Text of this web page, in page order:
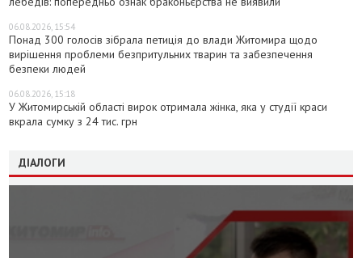
06.08.2026, 15:54
Понад 300 голосів зібрала петиція до влади Житомира щодо
вирішення проблеми безпритульних тварин та забезпечення
безпеки людей
06.08.2026, 15:18
У Житомирській області вирок отримала жінка, яка у студії краси
вкрала сумку з 24 тис. грн
ДІАЛОГИ